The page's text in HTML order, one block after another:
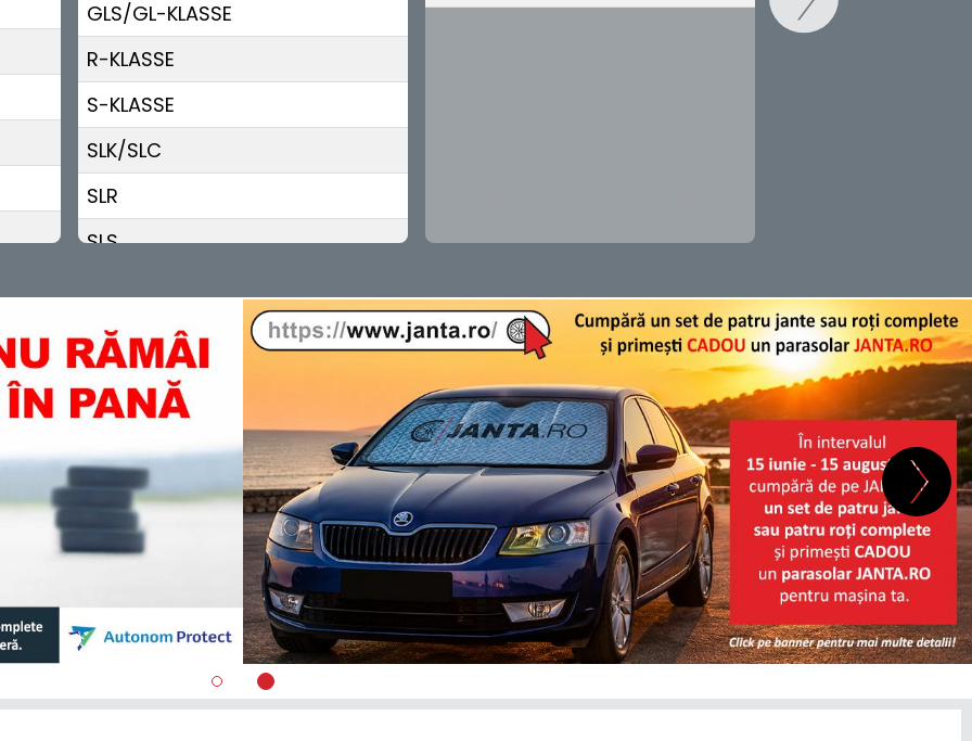
GLS/GL-KLASSE
R-KLASSE
S-KLASSE
SLK/SLC
SLR
SLS
V-KLASSE
X-KLASSE